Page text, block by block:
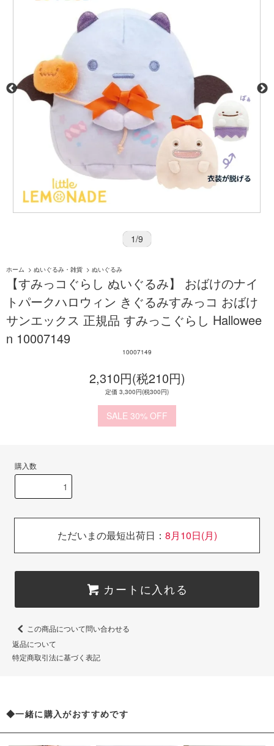
1/9
ホーム > ぬいぐるみ・雑貨 > ぬいぐるみ
【すみっコぐらし ぬいぐるみ】 おばけのナイ
トパークハロウィン きぐるみすみっコ おばけ
サンエックス 正規品 すみっこぐらし Hallowee
n 10007149
10007149
2,310円(税210円)
定価 3,300円(税300円)
30%
購入数
ただいまの最短出荷日： 8月10日(月)
カートに入れる
この商品について問い合わせる
返品について
特定商取引法に基づく表記
◆一緒に購入がおすすめです